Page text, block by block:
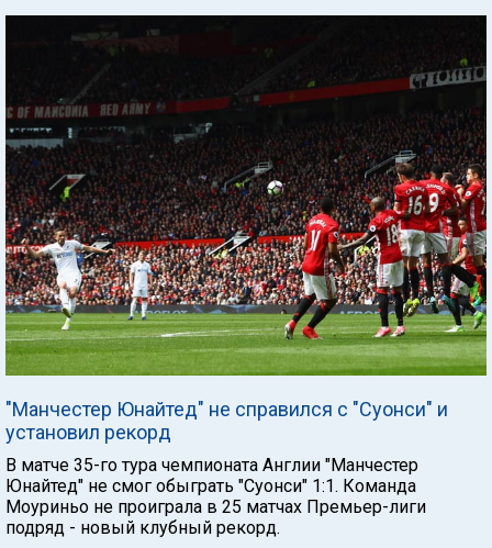
"Манчестер Юнайтед" не справился с "Суонси" и
установил рекорд
В матче 35-го тура чемпионата Англии "Манчестер
Юнайтед" не смог обыграть "Суонси" 1:1. Команда
Моуриньо не проиграла в 25 матчах Премьер-лиги
подряд - новый клубный рекорд.